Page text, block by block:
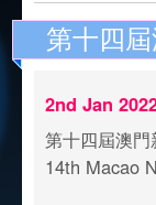
第十四
2nd Jan
第十四屆澳
14th Macao